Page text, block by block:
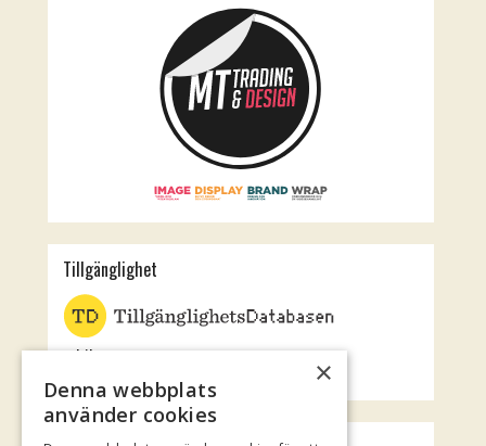
Tillgänglighet
Jubileumsteatern
×
Denna webbplats
använder cookies